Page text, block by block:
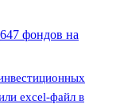
647 фондов на
excel-файл в